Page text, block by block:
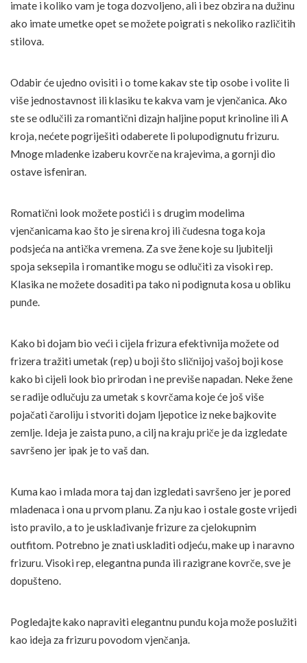
imate i koliko vam je toga dozvoljeno, ali i bez obzira na dužinu
ako imate umetke opet se možete poigrati s nekoliko različitih
stilova.
Odabir će ujedno ovisiti i o tome kakav ste tip osobe i volite li
više jednostavnost ili klasiku te kakva vam je vjenčanica. Ako
ste se odlučili za romantični dizajn haljine poput krinoline ili A
kroja, nećete pogriješiti odaberete li polupodignutu frizuru.
Mnoge mladenke izaberu kovrče na krajevima, a gornji dio
ostave isfeniran.
Romatični look možete postići i s drugim modelima
vjenčanicama kao što je sirena kroj ili čudesna toga koja
podsjeća na antička vremena. Za sve žene koje su ljubitelji
spoja seksepila i romantike mogu se odlučiti za visoki rep.
Klasika ne možete dosaditi pa tako ni podignuta kosa u obliku
punđe.
Kako bi dojam bio veći i cijela frizura efektivnija možete od
frizera tražiti umetak (rep) u boji što sličnijoj vašoj boji kose
kako bi cijeli look bio prirodan i ne previše napadan. Neke žene
se radije odlučuju za umetak s kovrčama koje će još više
pojačati čaroliju i stvoriti dojam ljepotice iz neke bajkovite
zemlje. Ideja je zaista puno, a cilj na kraju priče je da izgledate
savršeno jer ipak je to vaš dan.
Kuma kao i mlada mora taj dan izgledati savršeno jer je pored
mladenaca i ona u prvom planu. Za nju kao i ostale goste vrijedi
isto pravilo, a to je usklađivanje frizure za cjelokupnim
outfitom. Potrebno je znati uskladiti odjeću, make up i naravno
frizuru. Visoki rep, elegantna punđa ili razigrane kovrče, sve je
dopušteno.
Pogledajte kako napraviti elegantnu punđu koja može poslužiti
kao ideja za frizuru povodom vjenčanja.